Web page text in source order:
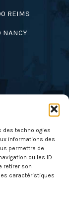
des technologies
informations des
permettra de
ou les ID
retirer son
caractéristiques
REIMS